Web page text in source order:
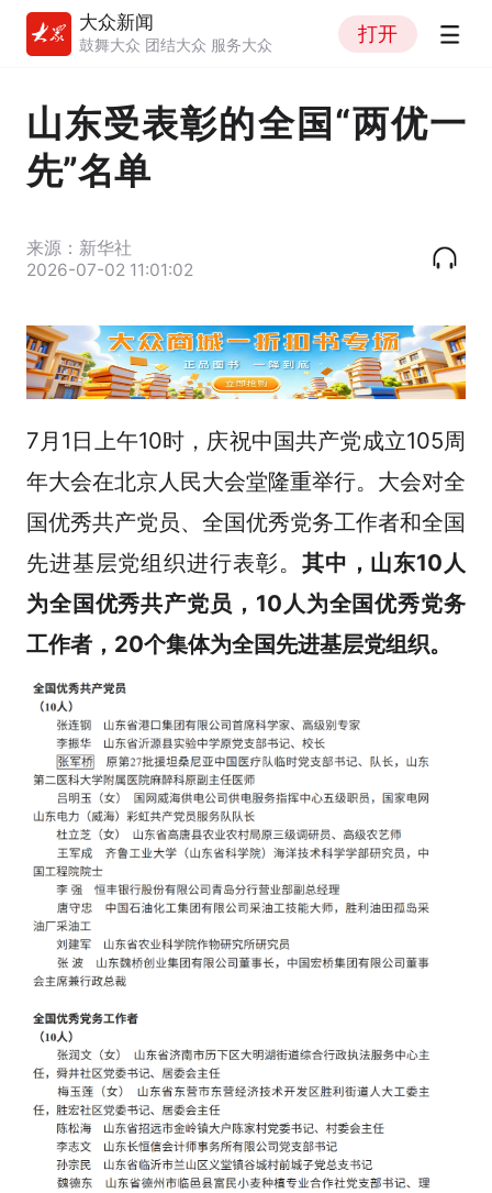
大众新闻
鼓舞大众 团结大众 服务大众
打开
山东受表彰的全国“两优一
先”名单
来源：新华社
2026-07-02 11:01:02
7月1日上午10时，庆祝中国共产党成立105周
年大会在北京人民大会堂隆重举行。大会对全
国优秀共产党员、全国优秀党务工作者和全国
先进基层党组织进行表彰。 其中，山东10人
为全国优秀共产党员，10人为全国优秀党务
工作者，20个集体为全国先进基层党组织。